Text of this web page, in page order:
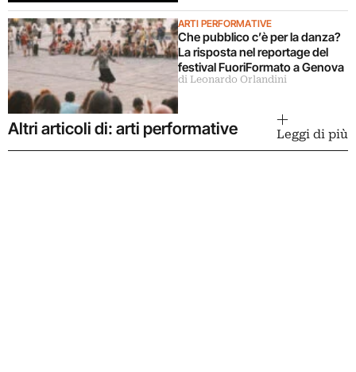
ARTI PERFORMATIVE
Che pubblico c’è per la danza?
La risposta nel reportage del
festival FuoriFormato a Genova
di Leonardo Orlandini
Altri articoli di: arti performative Leggi di più